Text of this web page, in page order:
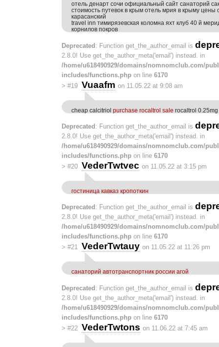
отель денарт сочи официальный сайт санаторий
стоимость путевок в крым отель мрия в крыму цены
карасанский
travel inn тимирязевская коломна яхт клуб 40 й
корнилов покров
Deprecated: Function get_the_author_email is
2.8.0! Use get_the_author_meta('email') instead. in
/home/u618490929/domains/nomnomclub.com/
includes/functions.php on line 6170
> #19 Vuaafm on 11.05.22 at 9:08 am
cheap calcitriol purchase rocaltrol sale rocaltrol
Deprecated : Function get_the_author_email is
2.8.0! Use get_the_author_meta('email') instead. in
/home/u618490929/domains/nomnomclub.com/
includes/functions.php on line 6170
> #20 VederTwtvec on 11.05.22 at 3:15 pm
гостиница кавказ кропоткин
Deprecated : Function get_the_author_email is
2.8.0! Use get_the_author_meta('email') instead. in
/home/u618490929/domains/nomnomclub.com/
includes/functions.php on line 6170
> #21 VederTwtauy on 11.05.22 at 11:26 pm
санаторий автотранспортник россии агой
Deprecated : Function get_the_author_email is
2.8.0! Use get_the_author_meta('email') instead. in
/home/u618490929/domains/nomnomclub.com/
includes/functions.php on line 6170
> #22 VederTwtons on 11.06.22 at 7:45 am